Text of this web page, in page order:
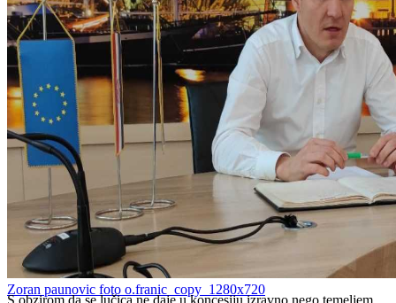
Zoran paunovic foto o.franic_copy_1280x720
S obzirom da se lučica ne daje u koncesiju izravno nego temeljem